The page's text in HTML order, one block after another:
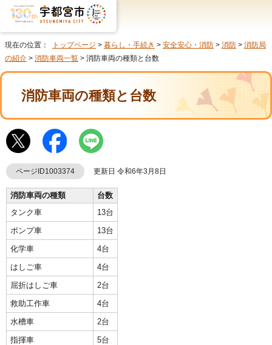
現在の位置： トップページ > 暮らし・手続き > 安全安心・消防 > 消防 > 消防局
の紹介 > 消防車両一覧 > 消防車両の種類と台数
消防車両の種類と台数
ページID1003374 更新日 令和6年3月8日
消防車両の種類
台数
タンク車
13台
ポンプ車
13台
化学車
4台
はしご車
4台
屈折はしご車
2台
救助工作車
4台
水槽車
2台
指揮車
5台